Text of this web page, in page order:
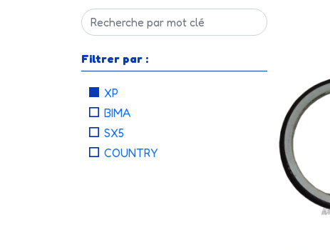
Filtrer par :
XP
BIMA
SX5
COUNTRY